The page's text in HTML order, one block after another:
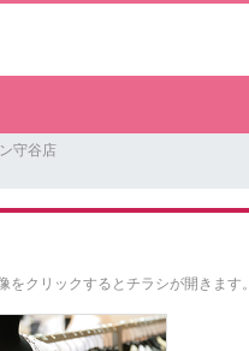
守谷店
をクリックするとチラシが開きます。